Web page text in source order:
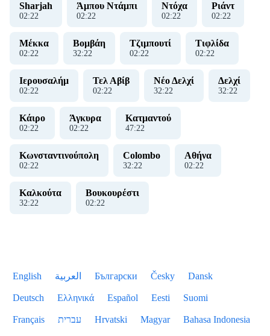
Sharjah
02:22
Άμπου Ντάμπι
02:22
Ντόχα
02:22
Ριάντ
02:22
Μέκκα
02:22
Βομβάη
32:22
Τζιμπουτί
02:22
Τιφλίδα
02:22
Ιερουσαλήμ
02:22
Τελ Αβίβ
02:22
Νέο Δελχί
32:22
Δελχί
32:22
Κάιρο
02:22
Άγκυρα
02:22
Κατμαντού
47:22
Κωνσταντινούπολη
02:22
Colombo
32:22
Αθήνα
02:22
Καλκούτα
32:22
Βουκουρέστι
02:22
English العربية Български Česky Dansk
Deutsch Ελληνικά Español Eesti Suomi
Français עברית Hrvatski Magyar Bahasa Indonesia